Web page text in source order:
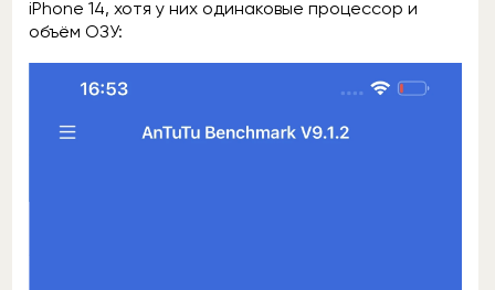
iPhone 14, хотя у них одинаковые процессор и
объём ОЗУ: